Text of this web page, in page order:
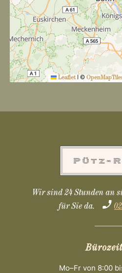
Leaflet | ©
Wir sind 24 Stunden an
für Sie da.
Mo–Fr von 8:00